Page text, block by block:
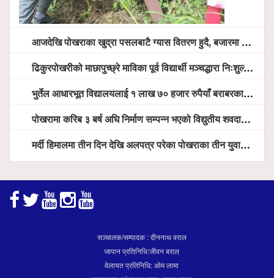
आजदेखि पोखराका खुद्रा पसलबाटै ग्यास वितरण हुदै, बजारमा ७ हजार भन्दा बढी सिलिण्डर आउने तयारी
ढिकुरपोखरीको माछापुच्छ्रे माविका पूर्व विद्यार्थी मञ्चद्धारा निःशुल्क आँखा शिविर सञ्चालन, ५ सय जना लाभान्वित
भुर्तेल आधारभूत विद्यालयलाई १ लाख ७० हजार रुपैयाँ बराबरका शैक्षिक सामग्री हस्तान्तरण
पोखरामा करिब ३ बर्ष अघि निर्माण सम्पन्न भएको विद्युतीय शवदाह गृह अझै संचालनमा आउन सकेन, तत्काल संचालन गर्न स्थानियको माग
मर्दी हिमालमा तीन दिन देखि अलपत्र परेका पोखराका तीन युवाको सशस्त्र प्रहरी सहितको टोलीको साहसिक उद्धार
सञ्चालक/सम्पादक : दीननाथ वराल
जापान प्रतिनिधि:जीवन बराल
वेलायत प्रतिनिधि: ओम लामा